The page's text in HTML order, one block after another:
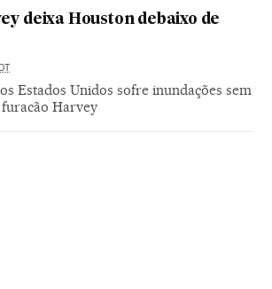
deixa Houston debaixo de
Estados Unidos sofre inundações sem
Harvey